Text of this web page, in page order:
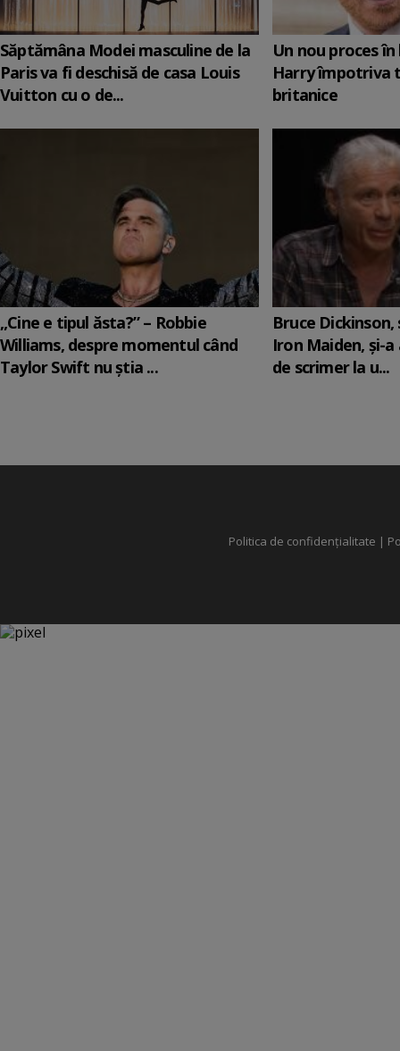
Săptămâna Modei masculine de la
Paris va fi deschisă de casa Louis
Vuitton cu o de...
Un nou proces
Harry împotriva
britanice
„Cine e tipul ăsta?” – Robbie
Williams, despre momentul când
Taylor Swift nu știa ...
Bruce
Iron Maiden, şi-
de scrimer la u...
Politica de confidențialitate |